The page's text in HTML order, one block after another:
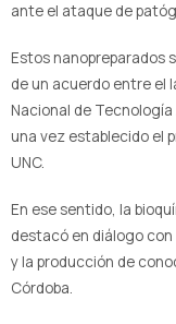
ante el ataque de
Estos nanopreparados
de un acuerdo entre el
Nacional de
una vez establecido el
UNC.
En ese sentido, la
destacó en diálogo con
y la producción de
Córdoba.